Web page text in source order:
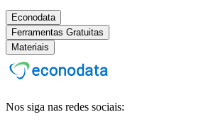
Econodata
Ferramentas Gratuitas
Materiais
Nos siga nas redes sociais: